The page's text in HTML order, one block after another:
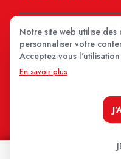
Notre site web utilise
personnaliser votre
Acceptez-vous
En savoir plus